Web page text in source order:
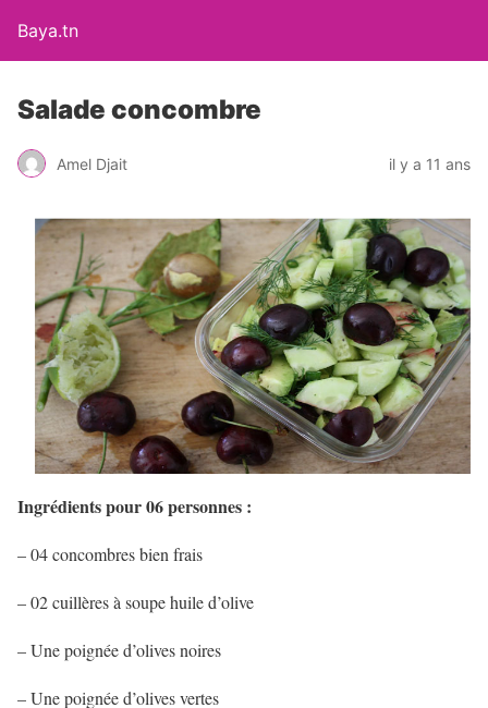
Baya.tn
Salade concombre
Amel Djait il y a 11 ans
Ingrédients pour 06 personnes :
– 04 concombres bien frais
– 02 cuillères à soupe huile d’olive
– Une poignée d’olives noires
– Une poignée d’olives vertes